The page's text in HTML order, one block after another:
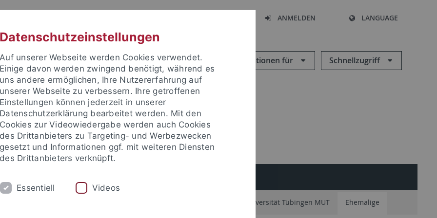
ANMELDEN LANGUAGE
Informationen für Schnellzugriff
des Mittelalters (Worm) Museum der Universität Tübingen MUT Ehemalige
Datenschutzeinstellungen
Auf unserer Webseite werden Cookies verwendet.
Einige davon werden zwingend benötigt, während es
uns andere ermöglichen, Ihre Nutzererfahrung auf
unserer Webseite zu verbessern. Ihre getroffenen
Einstellungen können jederzeit in unserer
Datenschutzerklärung bearbeitet werden. Mit den
Cookies zur Videowiedergabe werden auch Cookies
des Drittanbieters zu Targeting- und Werbezwecken
gesetzt und Informationen ggf. mit weiteren Diensten
des Drittanbieters verknüpft.
Essentiell Videos